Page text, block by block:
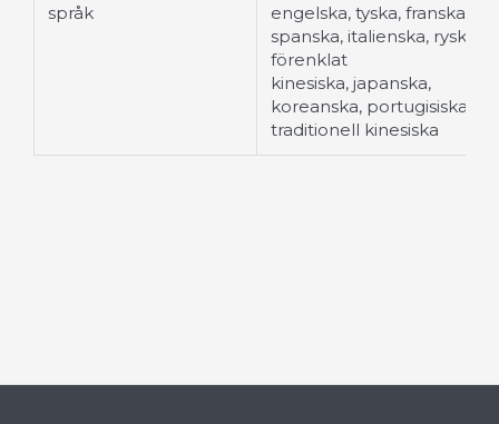
språk
engelska, tyska, franska,
spanska, italienska, ryska,
förenklat
kinesiska, japanska,
koreanska, portugisiska,
traditionell kinesiska